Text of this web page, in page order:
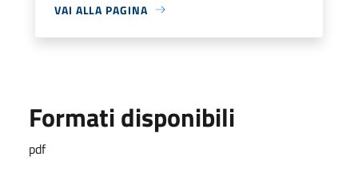
VAI ALLA PAGINA
Formati disponibili
pdf